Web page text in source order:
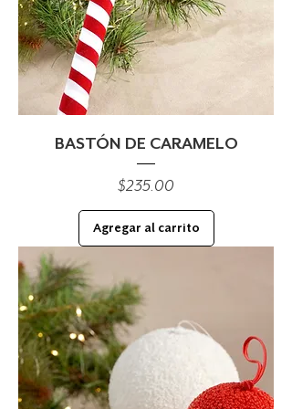
BASTÓN DE CARAMELO
Precio
$235.00
Agregar al carrito